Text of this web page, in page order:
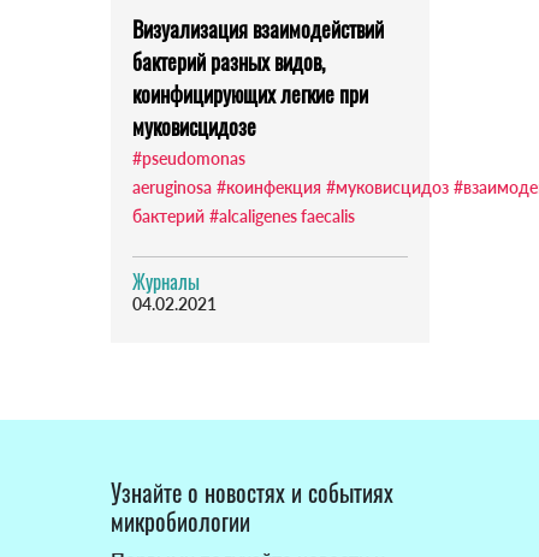
Визуализация взаимодействий
бактерий разных видов,
коинфицирующих легкие при
муковисцидозе
#pseudomonas
aeruginosa #коинфекция #муковисцидоз
бактерий #alcaligenes faecalis
Журналы
04.02.2021
Узнайте о новостях и событиях
микробиологии